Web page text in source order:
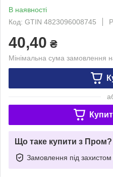
В наявності
Код: GTIN 4823096008745
40,40 ₴
Мінімальна сума замовлення
Що таке купити з Пром?
Замовлення під захистом